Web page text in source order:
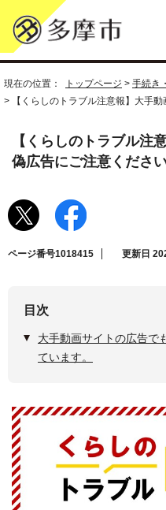
現在の位置： トップページ > 手続き
> 【くらしのトラブル注意報】大手動
【くらしのトラブル注
偽広告にご注意ください
ページ番号1018415 更新日
目次
大手動画サイトの広告で
ています。